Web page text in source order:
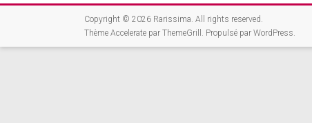
Copyright © 2026 Rarissima. All rights reserved.
Thème Accelerate par ThemeGrill. Propulsé par WordPress.